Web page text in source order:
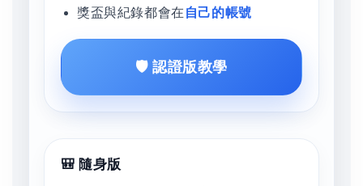
獎盃與紀錄都會在 自己的帳號
🛡️ 認證版教學
🎒 隨身版